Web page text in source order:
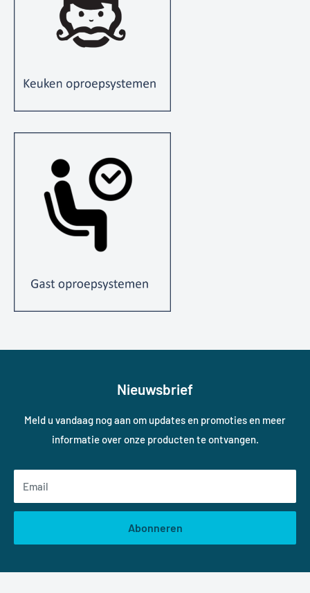
Nieuwsbrief
Meld u vandaag nog aan om updates en promoties en meer
informatie over onze producten te ontvangen.
Email
Abonneren